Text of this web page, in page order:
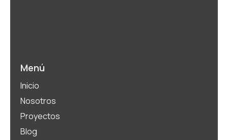
Menú
Inicio
Nosotros
Proyectos
Blog